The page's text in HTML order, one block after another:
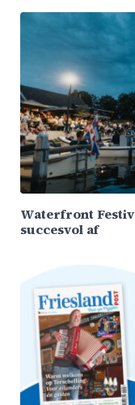
Waterfront
succesvol af